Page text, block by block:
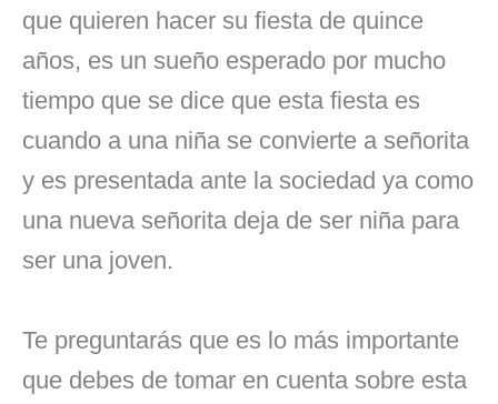
que quieren hacer su fiesta de quince
años, es un sueño esperado por mucho
tiempo que se dice que esta fiesta es
cuando a una niña se convierte a señorita
y es presentada ante la sociedad ya como
una nueva señorita deja de ser niña para
ser una joven.
Te preguntarás que es lo más importante
que debes de tomar en cuenta sobre esta